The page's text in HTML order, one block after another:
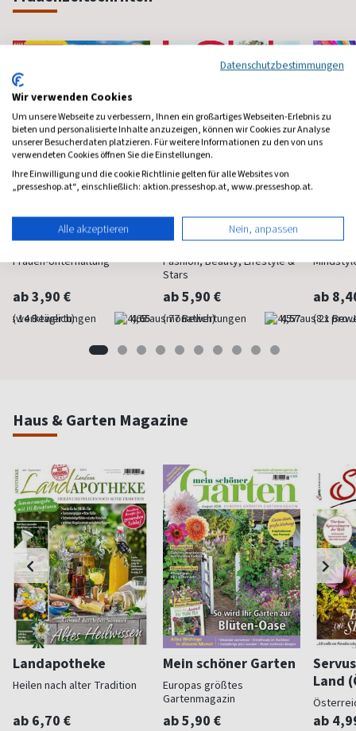
Neue Post
Frauen-Unterhaltung
ab 3,90 €
(werktäglich) 4,65
Instyle
Fashion, Beauty, Lifestyle &
Stars
ab 5,90 €
(monatlich) 4,57
ab
(8 x pro
Haus & Garten Magazine
Landapotheke
Heilen nach alter Tradition
ab 6,70 €
Mein schöner Garten
Europas größtes
Gartenmagazin
ab 5,90 €
Land
ab
Datenschutzbestimmungen
Wir verwenden Cookies
Um unsere Webseite zu verbessern, Ihnen ein großartiges Webseiten-Erlebnis zu
bieten und personalisierte Inhalte anzuzeigen, können wir Cookies zur Analyse
unserer Besucherdaten platzieren. Für weitere Informationen zu den von uns
verwendeten Cookies öffnen Sie die Einstellungen.
Ihre Einwilligung und die cookie Richtlinie gelten für alle Websites von
„presseshop.at“, einschließlich: aktion.presseshop.at, www.presseshop.at.
Alle akzeptieren Nein, anpassen